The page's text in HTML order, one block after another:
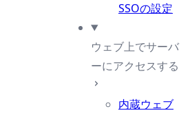
SSOの設定
ウェブ上でサーバ
ーにアクセスする
内蔵ウェブ